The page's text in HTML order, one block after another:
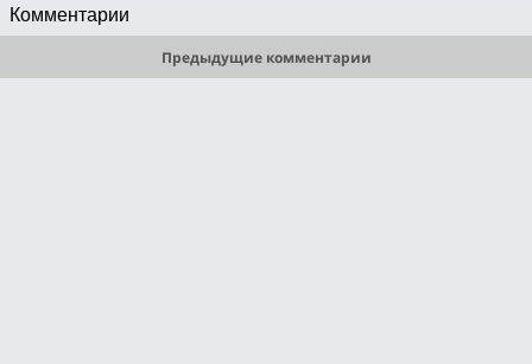
Комментарии
Предыдущие комментарии